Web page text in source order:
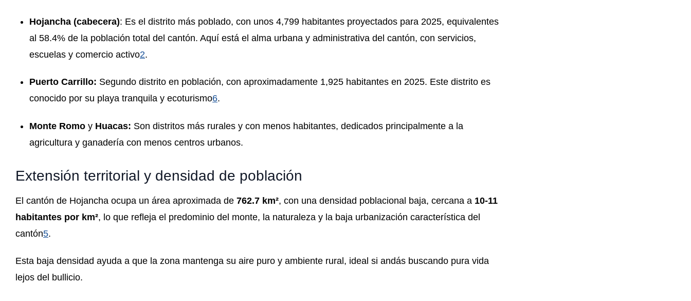
Hojancha (cabecera): Es el distrito más poblado, con unos 4,799 habitantes proyectados para 2025, equivalentes
al 58.4% de la población total del cantón. Aquí está el alma urbana y administrativa del cantón, con servicios,
escuelas y comercio activo2.
Puerto Carrillo: Segundo distrito en población, con aproximadamente 1,925 habitantes en 2025. Este distrito es
conocido por su playa tranquila y ecoturismo6.
Monte Romo y Huacas: Son distritos más rurales y con menos habitantes, dedicados principalmente a la
agricultura y ganadería con menos centros urbanos.
Extensión territorial y densidad de población
El cantón de Hojancha ocupa un área aproximada de 762.7 km², con una densidad poblacional baja, cercana a 10-11
habitantes por km², lo que refleja el predominio del monte, la naturaleza y la baja urbanización característica del
cantón5.
Esta baja densidad ayuda a que la zona mantenga su aire puro y ambiente rural, ideal si andás buscando pura vida
lejos del bullicio.